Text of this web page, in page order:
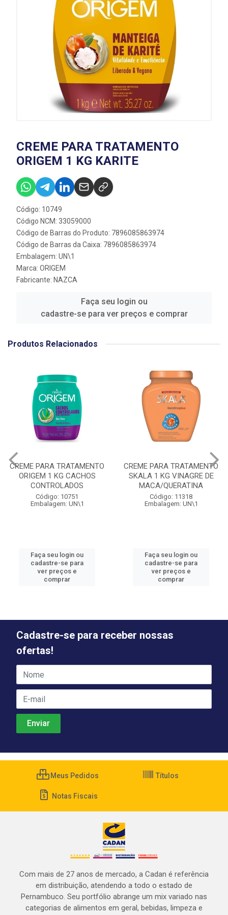
CREME PARA TRATAMENTO
ORIGEM 1 KG KARITE
Código: 10749
Código NCM: 33059000
Código de Barras do Produto: 7896085863974
Código de Barras da Caixa: 7896085863974
Embalagem: UN\1
Marca: ORIGEM
Fabricante: NAZCA
Faça seu login ou
cadastre-se para ver preços e comprar
Produtos Relacionados
CREME PARA TRATAMENTO
ORIGEM 1 KG CACHOS
CONTROLADOS
Código: 10751
Embalagem: UN\1
Faça seu login ou
cadastre-se para
ver preços e
comprar
CREME PARA TRATAMENTO
SKALA 1 KG VINAGRE DE
MACA/QUERATINA
Código: 11318
Embalagem: UN\1
Faça seu login ou
cadastre-se para
ver preços e
comprar
Cadastre-se para receber nossas
ofertas!
Meus Pedidos Títulos
Notas Fiscais
Com mais de 27 anos de mercado, a Cadan é referência
em distribuição, atendendo a todo o estado de
Pernambuco. Seu portfólio abrange um mix variado nas
categorias de alimentos em geral, bebidas, limpeza e